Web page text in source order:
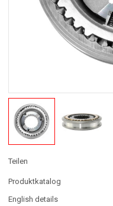
Teilen
Produktkatalog
English details